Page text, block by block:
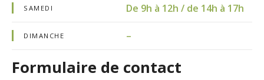
SAMEDI De 9h à 12h / de 14h à 17h
DIMANCHE –
Formulaire de contact